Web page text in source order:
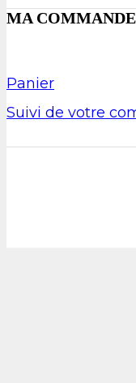
MA COMMANDE
Panier
Suivi de votre